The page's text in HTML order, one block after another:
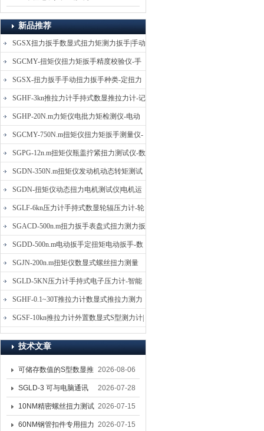
新品推荐
SGSX扭力扳手数显式扭力矩测力扳手|手动
定扭矩检测扳手
SGCMY-扭矩仪扭力矩扳手精度校验仪-手
动扳子扭矩校准仪
SGSX-扭力扳手手动扭力扳手种类-定扭力
矩检测扳手价格
SGHF-3kn推拉力计手持式数显推拉力计-记
忆数据拉压力测力计
SGHP-20N.m力矩仪电批力矩检测仪-电动
螺丝批扭力矩测试仪
SGCMY-750N.m扭矩仪扭力矩扳手测量仪-
校准扳手扭力精度测试仪
SGPG-12n.m扭矩仪瓶盖拧紧扭力测试仪-数
显式瓶盖扭力矩仪
SGDN-350N.m扭矩仪发动机动态转矩测试
仪-动态电机扭矩测量仪
SGDN-扭矩仪动态扭力电机测试仪|电机运
转摩擦力扭矩仪
SGLF-6kn压力计手持式数显轮辐压力计-轮
辐称重压力测力计
SGACD-500n.m扭力扳手表盘式扭力测力扳
手-表盘扭力矩检测扳手
SGDD-500n.m电动扳手定扭矩电动扳手-数
显式电动定扭力矩扳手
SGJN-200n.m扭矩仪数显式螺丝扭力测量
仪-螺栓扭力矩测试仪
SGLD-5KN压力计手持式电子压力计-智能
电子式压力测力计
SGHF-0.1~30T推拉力计数显式推拉力测力
计-数字拉压力双向测力仪
SGSF-10kn推拉力计外置数显式S型测力计|
手持连线式拉压力计
技术文章
可储存数值的S型数显推
拉力计 SGSF-100外置
式测力计
2026-08-06
SGLD-3 可与电脑通讯
的无线测力计 0.03-3T化
工行业用遥控式推拉力
2026-07-28
10NM精密螺丝扭力测试
专用扭矩扳手,产线质检
2026-07-15
60NM钢管扣件专用扭力 2026-07-15